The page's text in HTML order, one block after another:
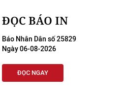
ĐỌC BÁO IN
Báo Nhân Dân số 25829
Ngày 06-08-2026
ĐỌC NGAY